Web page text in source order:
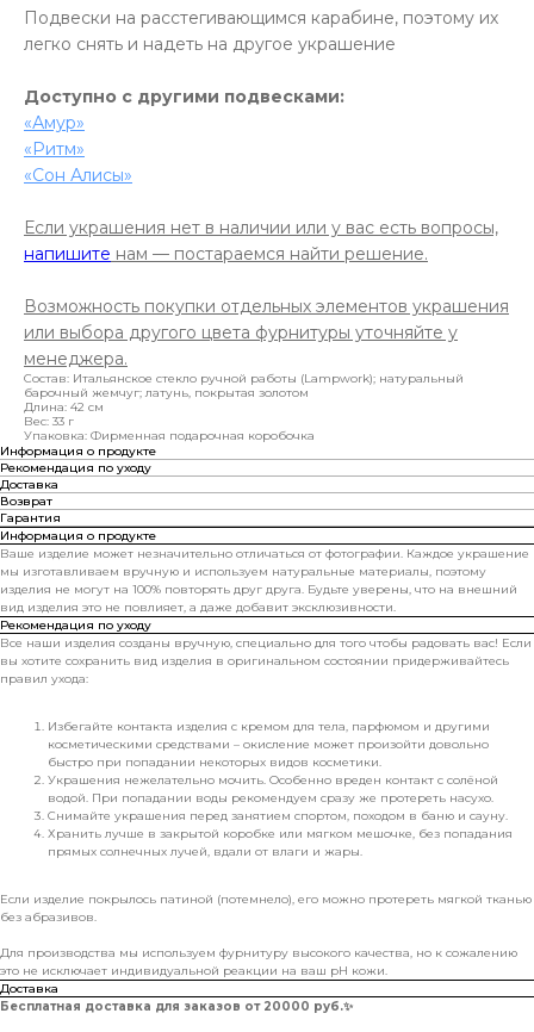
Подвески на расстегивающимся карабине, поэтому их
легко снять и надеть на другое украшение
Доступно с другими подвесками:
«Амур»
«Ритм»
«Сон Алисы»
Если украшения нет в наличии или у вас есть вопросы,
напишите нам — постараемся найти решение.
Возможность покупки отдельных элементов украшения
или выбора другого цвета фурнитуры уточняйте у
менеджера.
Состав: Итальянское стекло ручной работы (Lampwork); натуральный
барочный жемчуг; латунь, покрытая золотом
Длина: 42 см
Вес: 33 г
Упаковка: Фирменная подарочная коробочка
Информация о продукте
Рекомендация по уходу
Доставка
Возврат
Гарантия
Информация о продукте
Ваше изделие может незначительно отличаться от фотографии. Каждое украшение
мы изготавливаем вручную и используем натуральные материалы, поэтому
изделия не могут на 100% повторять друг друга. Будьте уверены, что на внешний
вид изделия это не повлияет, а даже добавит эксклюзивности.
Рекомендация по уходу
Все наши изделия созданы вручную, специально для того чтобы радовать вас! Если
вы хотите сохранить вид изделия в оригинальном состоянии придерживайтесь
правил ухода:
Избегайте контакта изделия с кремом для тела, парфюмом и другими
косметическими средствами – окисление может произойти довольно
быстро при попадании некоторых видов косметики.
Украшения нежелательно мочить. Особенно вреден контакт с солёной
водой. При попадании воды рекомендуем сразу же протереть насухо.
Снимайте украшения перед занятием спортом, походом в баню и сауну.
Хранить лучше в закрытой коробке или мягком мешочке, без попадания
прямых солнечных лучей, вдали от влаги и жары.
Если изделие покрылось патиной (потемнело), его можно протереть мягкой тканью
без абразивов.
Для производства мы используем фурнитуру высокого качества, но к сожалению
это не исключает индивидуальной реакции на ваш pH кожи.
Доставка
Бесплатная доставка для заказов от 20000 руб.✨